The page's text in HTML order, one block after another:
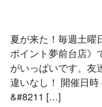
夏が来た！毎週土曜
ポイント夢前台店》
がいっぱいです。友
違いなし！ 開催日
&#8211 […]